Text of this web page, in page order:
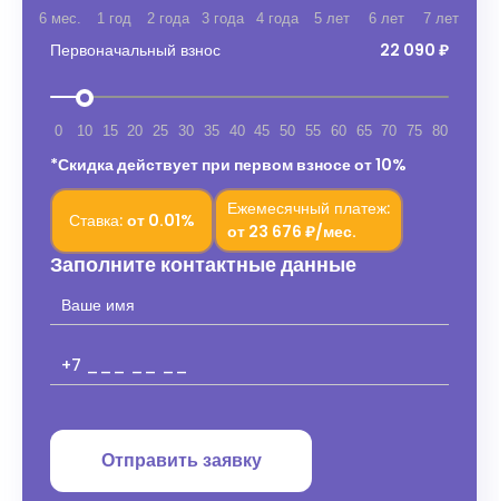
6 мес. 1 год 2 года 3 года 4 года 5 лет 6 лет 7 лет
Первоначальный взнос 22 090 ₽
0 10 15 20 25 30 35 40 45 50 55 60 65 70 75 80
*Скидка действует при первом взносе от 10%
Ставка: от 0.01%
Ежемесячный платеж:
от 23 676 ₽/мес.
Заполните контактные данные
Отправить заявку